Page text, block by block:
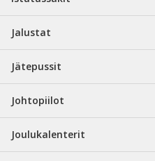
Jalustat
Jätepussit
Johtopiilot
Joulukalenterit